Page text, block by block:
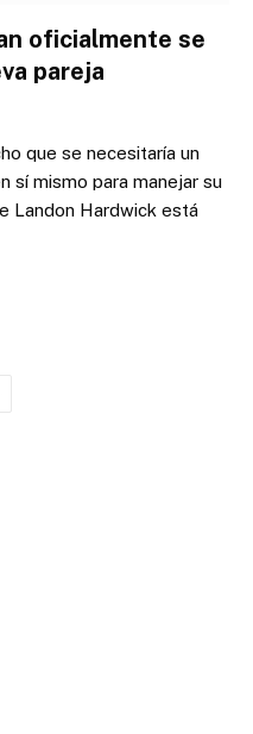
oficialmente se
pareja
que se necesitaría un
sí mismo para manejar su
Landon Hardwick está